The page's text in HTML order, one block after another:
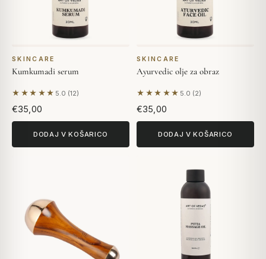
SKINCARE
Kumkumadi serum
★★★★★ 5.0 (12)
Na podlagi 12 mnenj
€35,00
DODAJ V KOŠARICO
SKINCARE
Ayurvedic olje za obraz
★★★★★ 5.0 (2)
Na podlagi 2 mnenj
€35,00
DODAJ V KOŠARICO